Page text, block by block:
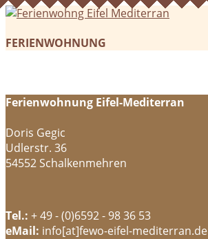
FERIENWOHNUNG
Ferienwohnung Eifel-Mediterran
Doris Gegic
Udlerstr. 36
54552 Schalkenmehren
Tel.: + 49 - (0)6592 - 98 36 53
eMail: info[at]fewo-eifel-mediterran.de